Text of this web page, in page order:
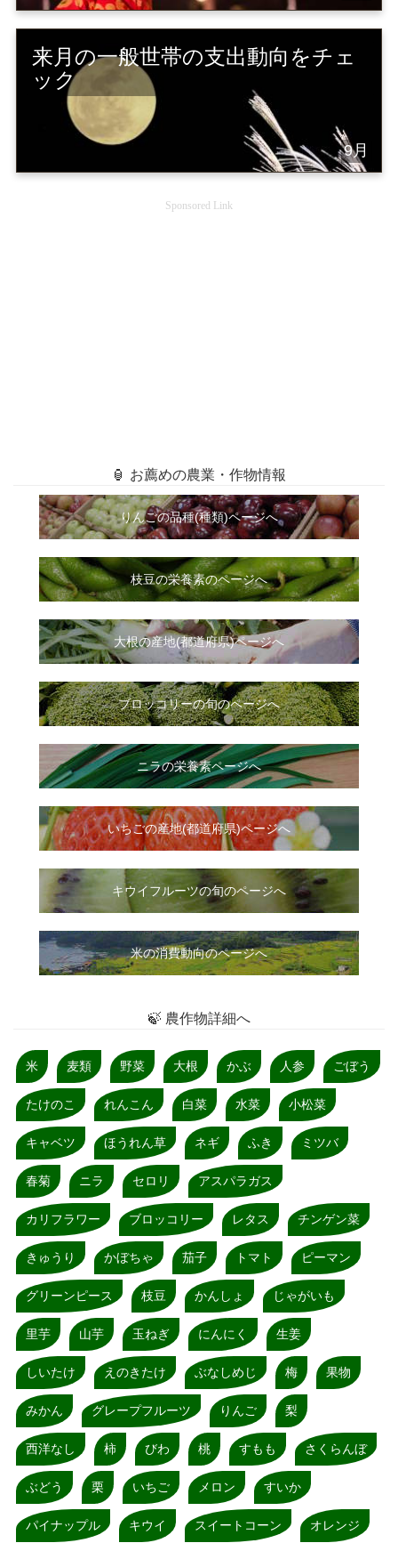
来月の一般世帯の支出動向をチェ
ック
9月
Sponsored Link
🏮 お薦めの農業・作物情報
りんごの品種(種類)ページへ
枝豆の栄養素のページへ
大根の産地(都道府県)ページへ
ブロッコリーの旬のページへ
ニラの栄養素ページへ
いちごの産地(都道府県)ページへ
キウイフルーツの旬のページへ
米の消費動向のページへ
🍃 農作物詳細へ
米 麦類 野菜 大根 かぶ 人参 ごぼう
たけのこ れんこん 白菜 水菜 小松菜
キャベツ ほうれん草 ネギ ふき ミツバ
春菊 ニラ セロリ アスパラガス
カリフラワー ブロッコリー レタス チンゲン菜
きゅうり かぼちゃ 茄子 トマト ピーマン
グリーンピース 枝豆 かんしょ じゃがいも
里芋 山芋 玉ねぎ にんにく 生姜
しいたけ えのきたけ ぶなしめじ 梅 果物
みかん グレープフルーツ りんご 梨
西洋なし 柿 びわ 桃 すもも さくらんぼ
ぶどう 栗 いちご メロン すいか
パイナップル キウイ スイートコーン オレンジ